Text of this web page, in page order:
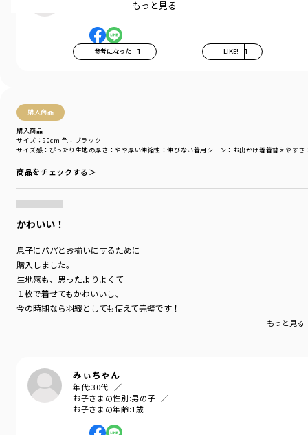
参考になった 1 LIKE! 1
購入商品
購入商品
サイズ感 ：ぴったり 生地の厚さ ：やや厚い伸縮性 ：伸びない着用シーン ：お出かけ着着替えやすさ
サイズ：90cm 色：ブラック
商品をチェックする＞
かわいい！
息子にパパとお揃いにするために
購入しました。
生地感も、思ったよりよくて
１枚で着せてもかわいいし、
今の時期なら羽織としても使えて完璧です！
もっと見
みぃちゃん
年代:30代
お子さまの性別:男の子
お子さまの年齢:1歳
特徴的なチェックです。
ブラックは白と黒の存在感のあるブロックチェックで
カジュアルなスタイリングにも落とし込みやすい
上品な光沢感と手触りの良さ、
また普段使いしやすいのも特徴。
袖口はリブになっているので
羽織りとしても使用できるので
キッズとベビー、男の子と女の子の
おそろい/リンクコーデが楽しめるデザインに
関連商品は以下品番となります。
01-4439-307 【おそろい】チェック柄カバーオール
11-4405-378 【おそろい】チェック柄切替Tシャツ
11-4408-379 【おそろい】チェック柄長袖シャツ
＼このアイテムのおそろい特集ページはこちら／
もっと見る